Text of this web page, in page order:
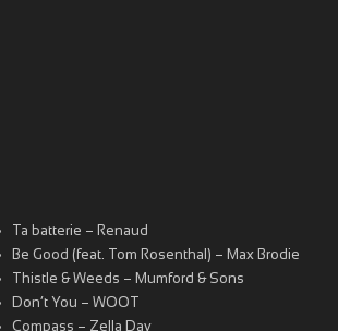
Ta batterie – Renaud
Be Good (feat. Tom Rosenthal) – Max Brodie
Thistle & Weeds – Mumford & Sons
Don’t You – WOOT
Compass – Zella Day